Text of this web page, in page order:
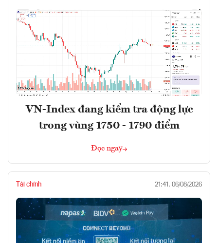
VN-Index đang kiểm tra động lực
trong vùng 1750 - 1790 điểm
Đọc ngay
Tài chính 21:41, 06/08/2026